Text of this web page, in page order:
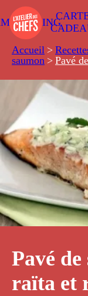
Accueil >
saumon > Pavé
Pavé de
raïta et